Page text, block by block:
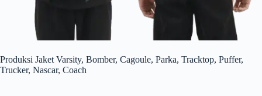
Produksi Jaket Varsity, Bomber, Cagoule, Parka, Tracktop, Puffer,
Trucker, Nascar, Coach